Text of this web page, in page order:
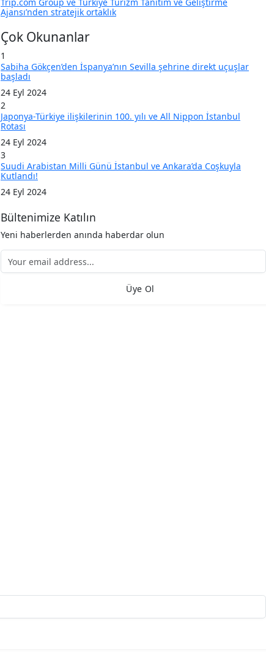
Ajansı’nden stratejik ortaklık
Çok Okunanlar
1
Sabiha Gökçen’den İspanya’nın Sevilla şehrine direkt uçuşlar
başladı
24 Eyl 2024
2
Japonya-Türkiye ilişkilerinin 100. yılı ve All Nippon İstanbul
Rotası
24 Eyl 2024
3
Suudi Arabistan Milli Günü İstanbul ve Ankara’da Coşkuyla
Kutlandı!
24 Eyl 2024
Bültenimize Katılın
Yeni haberlerden anında haberdar olun
Üye Ol